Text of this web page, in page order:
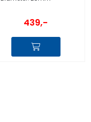
439,-